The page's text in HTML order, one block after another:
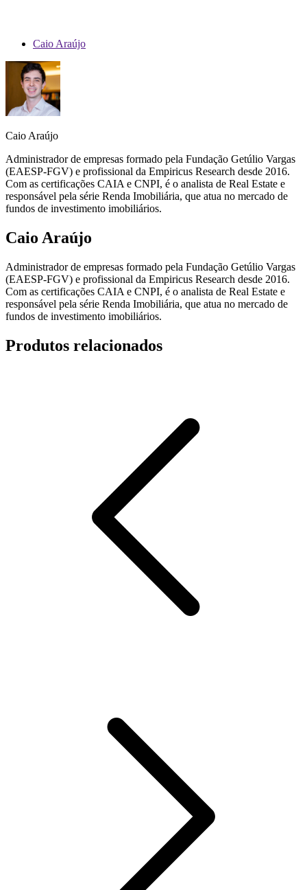
Caio Araújo
Caio Araújo
Administrador de empresas formado pela Fundação Getúlio Vargas
(EAESP-FGV) e profissional da Empiricus Research desde 2016.
Com as certificações CAIA e CNPI, é o analista de Real Estate e
responsável pela série Renda Imobiliária, que atua no mercado de
fundos de investimento imobiliários.
Caio Araújo
Administrador de empresas formado pela Fundação Getúlio Vargas
(EAESP-FGV) e profissional da Empiricus Research desde 2016.
Com as certificações CAIA e CNPI, é o analista de Real Estate e
responsável pela série Renda Imobiliária, que atua no mercado de
fundos de investimento imobiliários.
Produtos relacionados